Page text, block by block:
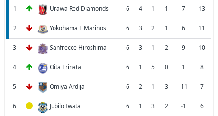
1 Urawa Red Diamonds 6 4 1 1 7 13
2 Yokohama F Marinos 6 3 2 1 6 11
3 Sanfrecce Hiroshima 6 3 1 2 9 10
4 Oita Trinata 6 1 5 0 1 8
5 Omiya Ardija 6 2 1 3 -11 7
6 Jubilo Iwata 6 1 3 2 -1 6